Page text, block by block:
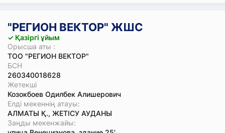
"РЕГИОН ВЕКТОР" ЖШС
✓ Қазіргі ұйым
Орысша аты :
ТОО "РЕГИОН ВЕКТОР"
БСН
260340018628
Жетекші
Козокбоев Одилбек Алишерович
Елді мекеннің атауы:
АЛМАТЫ Қ., ЖЕТІСУ АУДАНЫ
Заңды мекенжайы: